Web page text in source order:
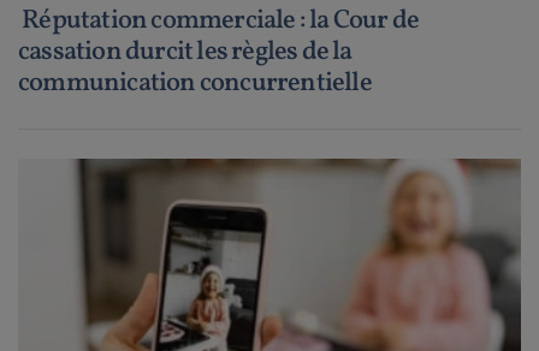
Réputation commerciale : la Cour de
cassation durcit les règles de la
communication concurrentielle